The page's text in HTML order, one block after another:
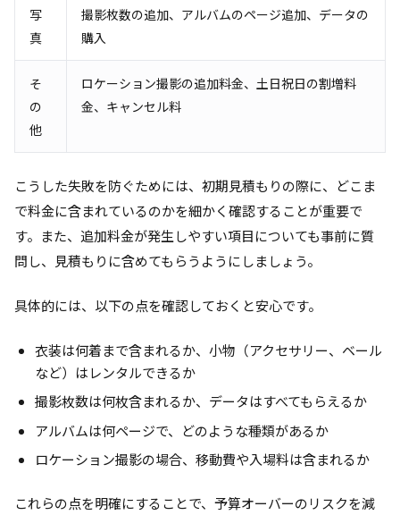
写
真
撮影枚数の追加、アルバムのページ追加、データの
購入
そ
の
他
ロケーション撮影の追加料金、土日祝日の割増料
金、キャンセル料
こうした失敗を防ぐためには、初期見積もりの際に、どこま
で料金に含まれているのかを細かく確認することが重要で
す。また、追加料金が発生しやすい項目についても事前に質
問し、見積もりに含めてもらうようにしましょう。
具体的には、以下の点を確認しておくと安心です。
衣装は何着まで含まれるか、小物（アクセサリー、ベール
など）はレンタルできるか
撮影枚数は何枚含まれるか、データはすべてもらえるか
アルバムは何ページで、どのような種類があるか
ロケーション撮影の場合、移動費や入場料は含まれるか
これらの点を明確にすることで、予算オーバーのリスクを減